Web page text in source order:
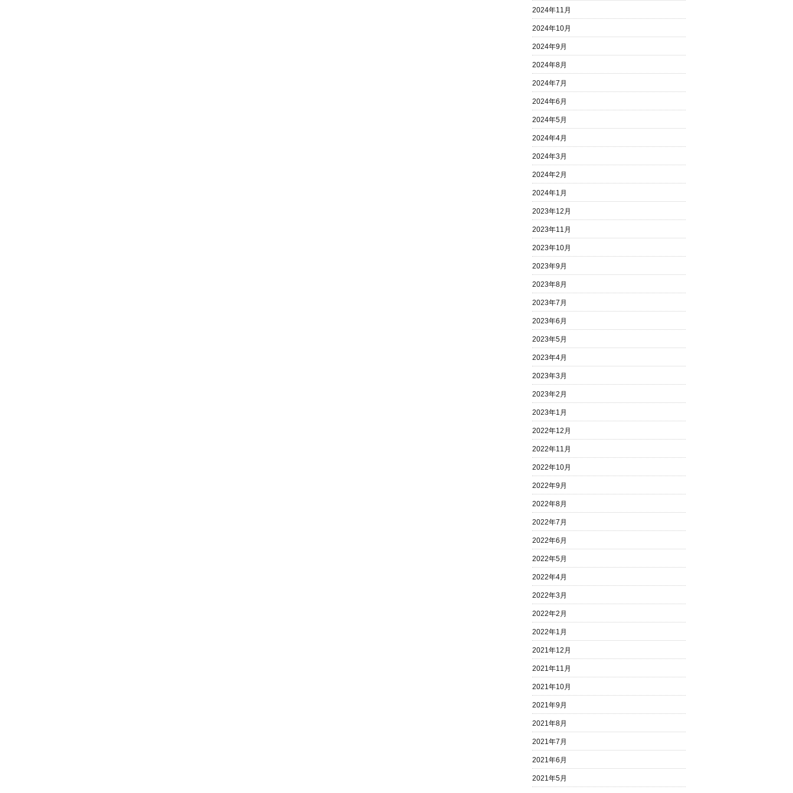
2024年11月
2024年10月
2024年9月
2024年8月
2024年7月
2024年6月
2024年5月
2024年4月
2024年3月
2024年2月
2024年1月
2023年12月
2023年11月
2023年10月
2023年9月
2023年8月
2023年7月
2023年6月
2023年5月
2023年4月
2023年3月
2023年2月
2023年1月
2022年12月
2022年11月
2022年10月
2022年9月
2022年8月
2022年7月
2022年6月
2022年5月
2022年4月
2022年3月
2022年2月
2022年1月
2021年12月
2021年11月
2021年10月
2021年9月
2021年8月
2021年7月
2021年6月
2021年5月